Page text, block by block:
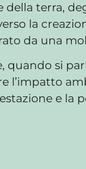
della terra,
la
da una
quando si
l’impatto
e la